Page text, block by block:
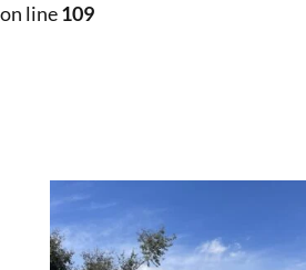
on line109